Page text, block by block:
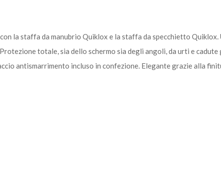
la staffa da manubrio Quiklox e la staffa da specchietto
totale, sia dello schermo sia degli angoli, da urti e
antismarrimento incluso in confezione. Elegante grazie alla